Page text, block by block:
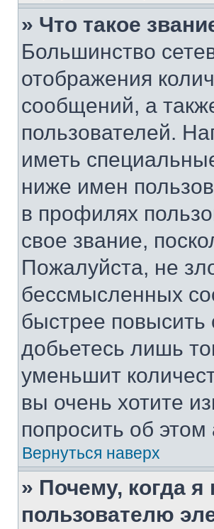
» Что такое
Большинство
отображения
сообщений, а
пользователей.
иметь
ниже имен
в профилях
свое звание,
Пожалуйста, не
бессмысленных
быстрее
добьетесь лишь
уменьшит
вы очень хотите
попросить об
Вернуться наверх
» Почему, когда
пользователю